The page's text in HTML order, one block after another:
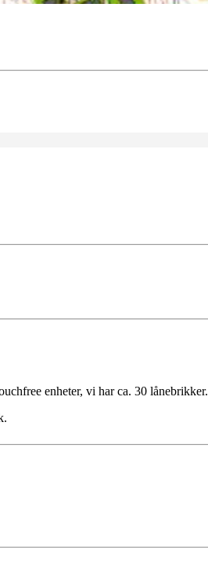
enheter, vi har ca. 30 lånebrikker.